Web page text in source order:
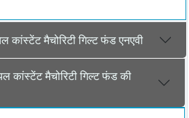
मैचोरिटी गिल्ट फंड एनएवी
मैचोरिटी गिल्ट फंड की